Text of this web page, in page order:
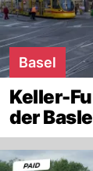
Basel
Keller-
der